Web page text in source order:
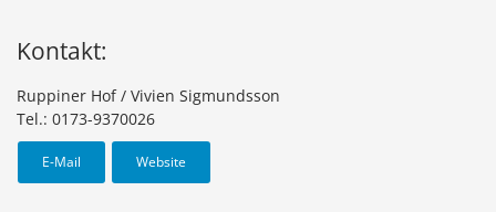
Kontakt:
Ruppiner Hof / Vivien Sigmundsson
Tel.: 0173-9370026
E-Mail Website